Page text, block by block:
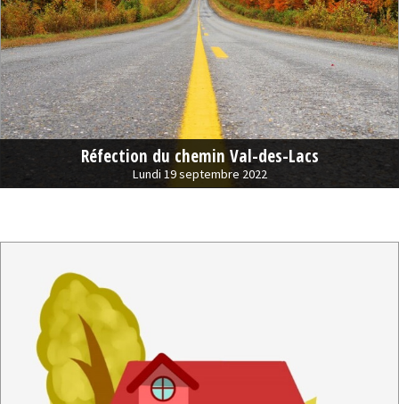
Réfection du chemin Val-des-Lacs
Lundi 19 septembre 2022